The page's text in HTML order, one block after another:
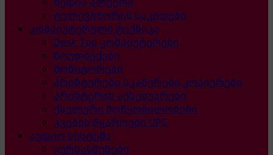
ტელევიზორის საკიდები
კომპიუტერული ტექნიკა
Desk Top კომპიუტერები
ნოუთბუქები
მონიტორები
პრინტერები სკანერები კოპიერები
პრინტერის აქსესუარები
ქსელური მოწყობილობები
კვების წყაროები UPC
აუდიო სისტემა
ყურსასმენები